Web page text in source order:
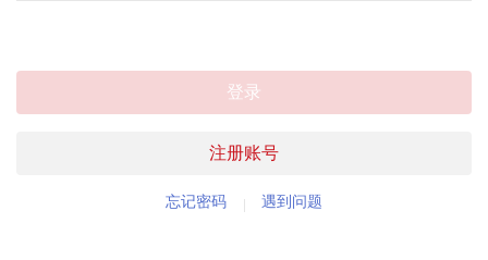
注册账号
登录
忘记密码 遇到问题